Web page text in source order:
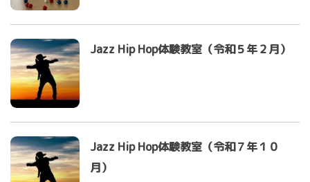
Jazz Hip Hop体験教室（令和５年２月）
Jazz Hip Hop体験教室（令和７年１０
月）